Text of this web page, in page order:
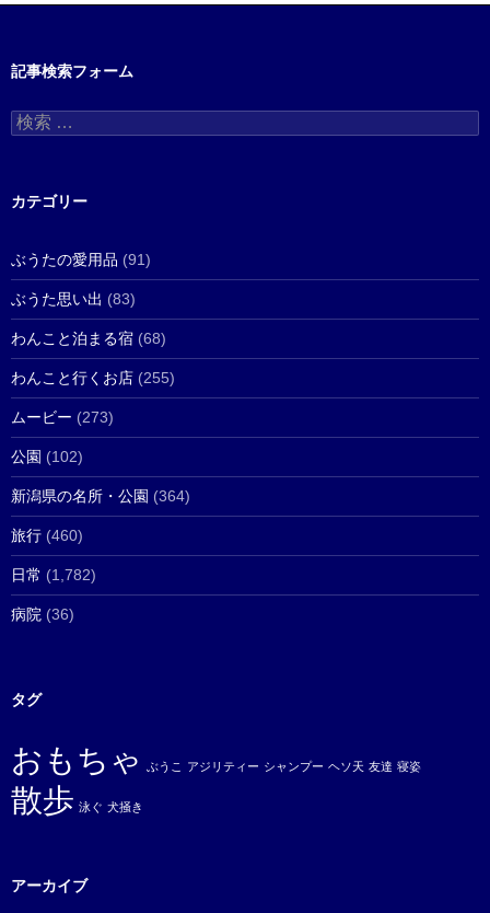
記事検索フォーム
検
索
カテゴリー
ぶうたの愛用品 (91)
ぶうた思い出 (83)
わんこと泊まる宿 (68)
わんこと行くお店 (255)
ムービー (273)
公園 (102)
新潟県の名所・公園 (364)
旅行 (460)
日常 (1,782)
病院 (36)
タグ
おもちゃ ぶうこ アジリティー シャンプー ヘソ天 友達 寝姿
散歩 泳ぐ 犬掻き
アーカイブ